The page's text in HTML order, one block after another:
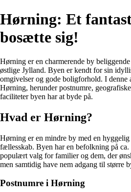
Hørning: Et
bosætte sig!
Hørning er en charmerende by
østlige Jylland. Byen er kendt for sin
omgivelser og gode boligforhold. I
Hørning, herunder postnumre,
faciliteter byen har at byde på.
Hvad er Hørning?
Hørning er en mindre by med en
fællesskab. Byen har en befolkning på
populært valg for familier og dem, der
men samtidig have nem adgang til større
Postnumre i Hørning